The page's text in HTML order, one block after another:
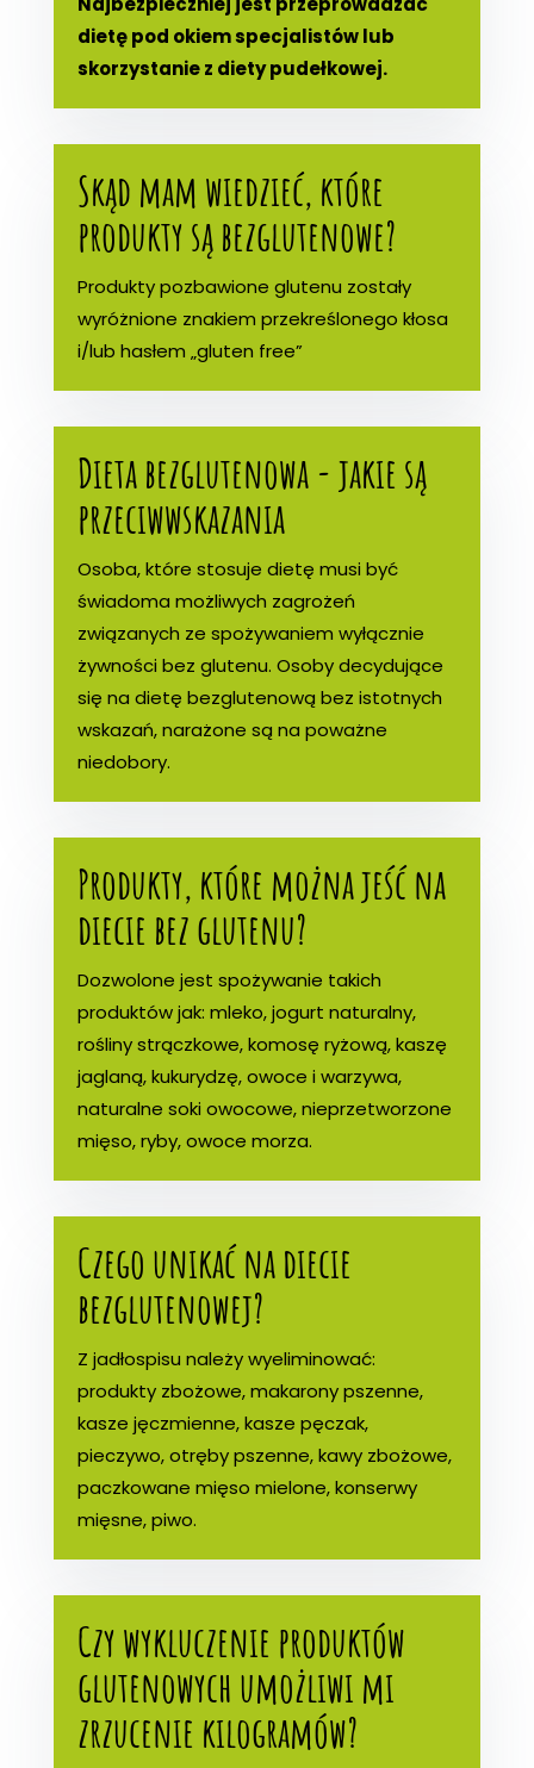
dietę pod okiem specjalistów lub
skorzystanie z diety pudełkowej.
Skąd mam wiedzieć, które
produkty są bezglutenowe?
Produkty pozbawione glutenu zostały
wyróżnione znakiem przekreślonego kłosa
i/lub hasłem „gluten free”
Dieta bezglutenowa - jakie są
przeciwwskazania
Osoba, które stosuje dietę musi być
świadoma możliwych zagrożeń
związanych ze spożywaniem wyłącznie
żywności bez glutenu. Osoby decydujące
się na dietę bezglutenową bez istotnych
wskazań, narażone są na poważne
niedobory.
Produkty, które można jeść na
diecie bez glutenu?
Dozwolone jest spożywanie takich
produktów jak: mleko, jogurt naturalny,
rośliny strączkowe, komosę ryżową, kaszę
jaglaną, kukurydzę, owoce i warzywa,
naturalne soki owocowe, nieprzetworzone
mięso, ryby, owoce morza.
Czego unikać na diecie
bezglutenowej?
Z jadłospisu należy wyeliminować:
produkty zbożowe, makarony pszenne,
kasze jęczmienne, kasze pęczak,
pieczywo, otręby pszenne, kawy zbożowe,
paczkowane mięso mielone, konserwy
mięsne, piwo.
Czy wykluczenie produktów
glutenowych umożliwi mi
zrzucenie kilogramów?